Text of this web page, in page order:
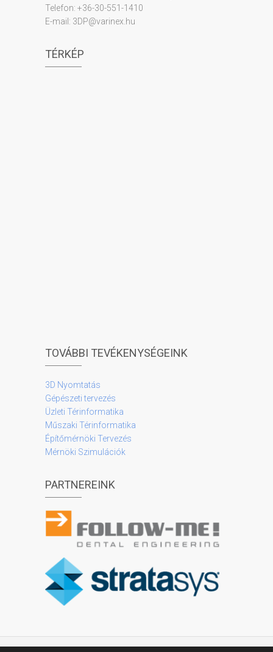
Telefon: +36-30-551-1410
E-mail: 3DP@varinex.hu
TÉRKÉP
TOVÁBBI TEVÉKENYSÉGEINK
3D Nyomtatás
Gépészeti tervezés
Üzleti Térinformatika
Műszaki Térinformatika
Építőmérnöki Tervezés
Mérnöki Szimulációk
PARTNEREINK